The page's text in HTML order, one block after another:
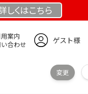
しくはこちら
案内
合わせ
ゲスト様
変更